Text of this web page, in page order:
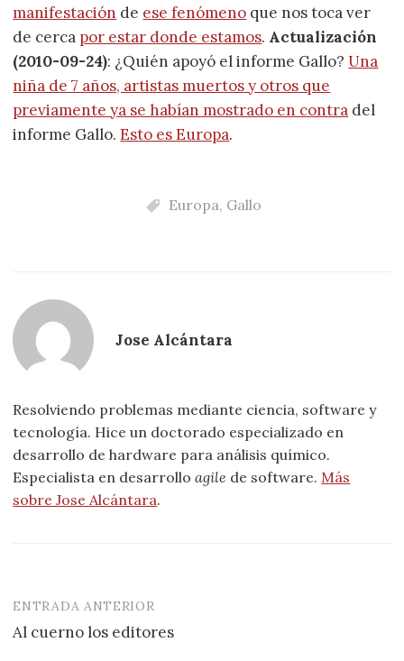
manifestación de ese fenómeno que nos toca ver
de cerca por estar donde estamos. Actualización
(2010-09-24): ¿Quién apoyó el informe Gallo?Una
niña de 7 años, artistas muertos y otros que
previamente ya se habían mostrado en contra del
informe Gallo.Esto es Europa.
Europa, Gallo
Jose Alcántara
Resolviendo problemas mediante ciencia, software y
tecnología. Hice un doctorado especializado en
desarrollo de hardware para análisis químico.
Especialista en desarrolloagile de software. Más
sobre Jose Alcántara.
Navegación
de
ENTRADA ANTERIOR
Al cuerno los editores